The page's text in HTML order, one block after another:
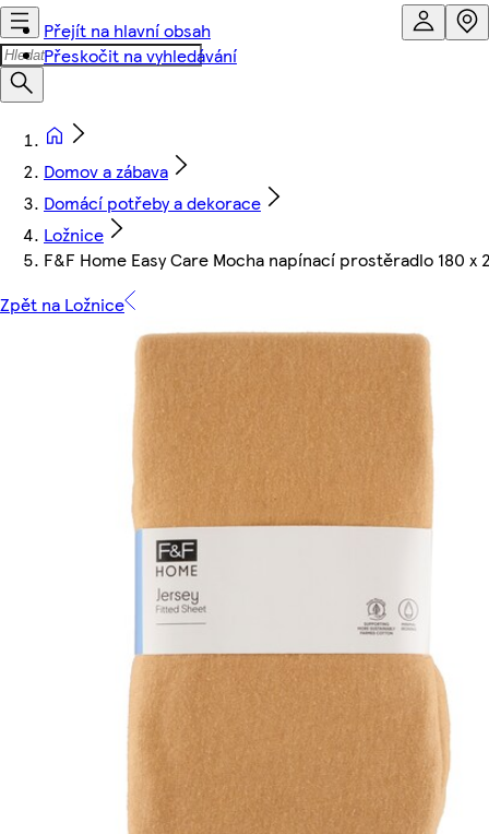
Přejít na hlavní obsah
Přeskočit na vyhledávání
Domov a zábava
Domácí potřeby a dekorace
Ložnice
F&F Home Easy Care Mocha napínací prostěradlo 180 x
Zpět na Ložnice